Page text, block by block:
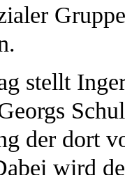
stellt
der dort
wird